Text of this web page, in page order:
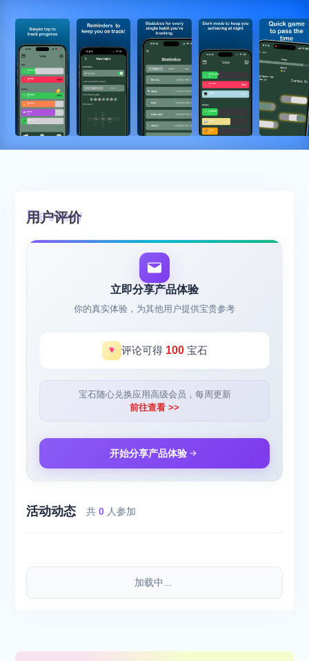
用户评价
立即分享产品体验
你的真实体验，为其他用户提供宝贵参考
评论可得 100宝石
宝石随心兑换应用高级会员，每周更新
前往查看 >>
开始分享产品体验
活动动态 共0 人参加
加载中...